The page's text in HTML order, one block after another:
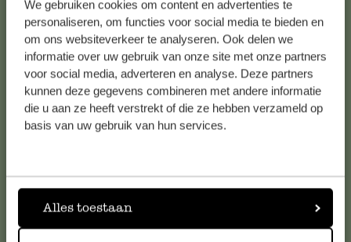
We gebruiken cookies om content en advertenties te
personaliseren, om functies voor social media te bieden en
om ons websiteverkeer te analyseren. Ook delen we
informatie over uw gebruik van onze site met onze partners
voor social media, adverteren en analyse. Deze partners
kunnen deze gegevens combineren met andere informatie
die u aan ze heeft verstrekt of die ze hebben verzameld op
basis van uw gebruik van hun services.
Alles toestaan
Kundenservice/Hilfe
Falls Sie Fragen haben oder Tipps und Hilfe brauchen, wenden
Sie sich bitte an unseren Kundenservice. Oder lesen Sie hier
die Antworten aufhäufig gestellte Fragen
kundenservice@dille-kamille.at